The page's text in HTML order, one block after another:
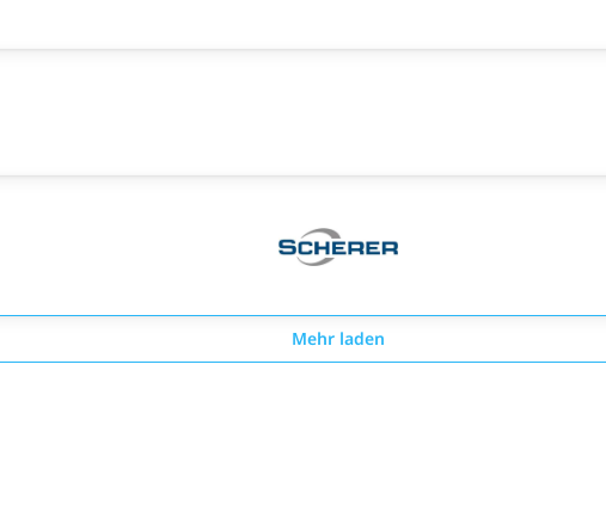
Mehr laden